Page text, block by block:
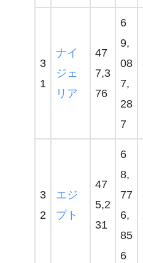
3
1
ナイ
ジェ
リア
47
7,3
76
6
9,
08
7,
28
7
3
2
エジ
プト
47
5,2
31
6
8,
77
6,
85
6